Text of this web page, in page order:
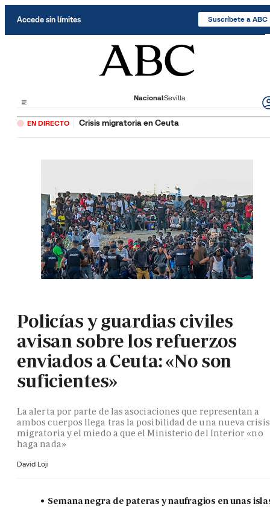
Accede sin límites Suscríbete a ABC
NacionalSevilla
EN DIRECTO Crisis migratoria en Ceuta
Policías y guardias civiles
avisan sobre los refuerzos
enviados a Ceuta: «No son
suficientes»
La alerta por parte de las asociaciones que representan a
ambos cuerpos llega tras la posibilidad de una nueva crisis
migratoria y el miedo a que el Ministerio del Interior «no
haga nada»
David Loji
Semana negra de pateras y naufragios en unas